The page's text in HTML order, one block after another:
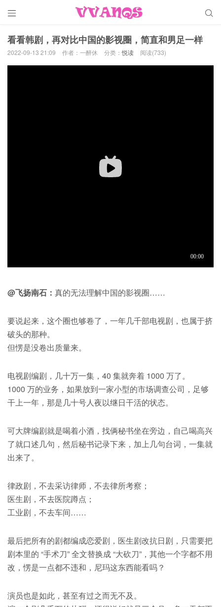
 
看看韩剧，再对比中国的影视圈，简直和男足一样
2022-09-13 21:09 作者：一醉休 分类：悦读 阅读(733)
@飞扬南石： 真的无法理解中国的影视圈……
要说起来，这个圈也够卷了，一年几千部电视剧，也属于挤
破头的那种。
但愣是没卷出质量来。
电视剧编剧，几十万一集，40 集就奔着 1000 万了。
1000 万的业务，如果放到一家小型的市场调查公司，足够
干上一年，那是几十号人夜以继日干活的状态。
可大牌编剧就是喝着小酒，找俩秘书坐在旁边，自己喝高兴
了就口述几句，然后秘书记录下来，加上几句台词，一集就
出来了。
律政剧，不去采访律师，不去律所考察；
医生剧，不去医院蹲点；
工业剧，不去车间……
最后把所有的剧都编成恋爱剧，医生剧改抗日剧，只需要把
剧本里的 “手术刀” 全文替换成 “大砍刀”，其他一个字都不用
改，愣是一点都不违和，尼玛这东西能看吗？
演员也是如此，甚至有过之而无不及。